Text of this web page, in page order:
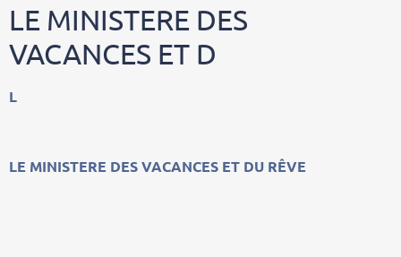
LE MINISTERE DES
VACANCES ET D
L
LE MINISTERE DES VACANCES ET DU RÊVE